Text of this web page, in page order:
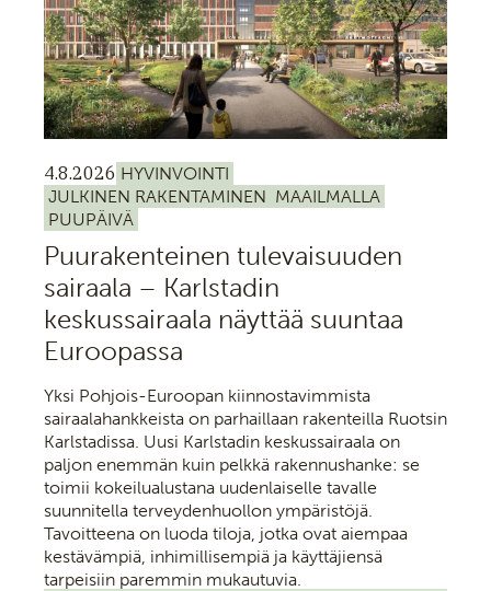
4.8.2026 HYVINVOINTI
JULKINEN RAKENTAMINEN MAAILMALLA
PUUPÄIVÄ
Puurakenteinen tulevaisuuden
sairaala – Karlstadin
keskussairaala näyttää suuntaa
Euroopassa
Yksi Pohjois-Euroopan kiinnostavimmista
sairaalahankkeista on parhaillaan rakenteilla Ruotsin
Karlstadissa. Uusi Karlstadin keskussairaala on
paljon enemmän kuin pelkkä rakennushanke: se
toimii kokeilualustana uudenlaiselle tavalle
suunnitella terveydenhuollon ympäristöjä.
Tavoitteena on luoda tiloja, jotka ovat aiempaa
kestävämpiä, inhimillisempiä ja käyttäjiensä
tarpeisiin paremmin mukautuvia.